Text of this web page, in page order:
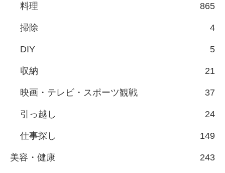
料理 865
掃除 4
DIY 5
収納 21
映画・テレビ・スポーツ観戦 37
引っ越し 24
仕事探し 149
美容・健康 243